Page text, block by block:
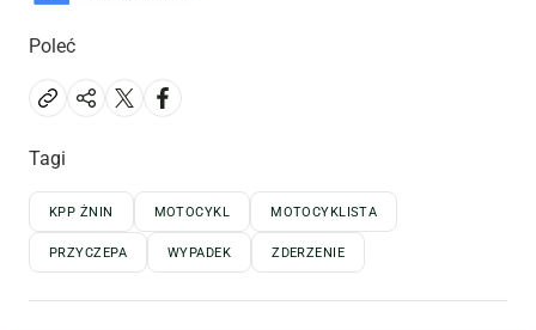
Poleć
Tagi
KPP ŻNIN MOTOCYKL MOTOCYKLISTA
PRZYCZEPA WYPADEK ZDERZENIE